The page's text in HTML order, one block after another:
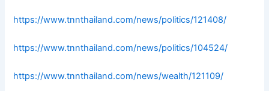
https://www.tnnthailand.com/news/politics/121408/
https://www.tnnthailand.com/news/politics/104524/
https://www.tnnthailand.com/news/wealth/121109/